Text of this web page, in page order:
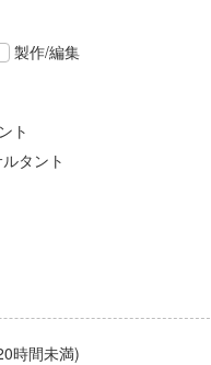
製作/編集
ト
タント
時間未満)